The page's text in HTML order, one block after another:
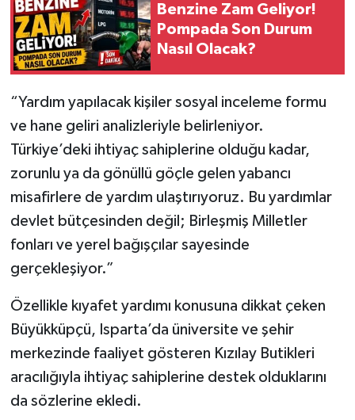
Benzine Zam Geliyor!
Pompada Son Durum
Nasıl Olacak?
“Yardım yapılacak kişiler sosyal inceleme formu
ve hane geliri analizleriyle belirleniyor.
Türkiye’deki ihtiyaç sahiplerine olduğu kadar,
zorunlu ya da gönüllü göçle gelen yabancı
misafirlere de yardım ulaştırıyoruz. Bu yardımlar
devlet bütçesinden değil; Birleşmiş Milletler
fonları ve yerel bağışçılar sayesinde
gerçekleşiyor.”
Özellikle kıyafet yardımı konusuna dikkat çeken
Büyükküpçü, Isparta’da üniversite ve şehir
merkezinde faaliyet gösteren Kızılay Butikleri
aracılığıyla ihtiyaç sahiplerine destek olduklarını
da sözlerine ekledi.